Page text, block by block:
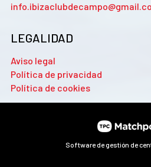
LEGALIDAD
Aviso legal
Política de privacidad
Política de cookies
Software de gestión de